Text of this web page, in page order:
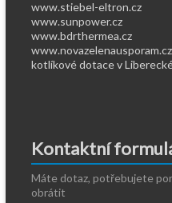
www.stiebel-eltron.cz
www.sunpower.cz
www.bdrthermea.cz
www.novazelenausporam.cz
kotlíkové dotace v
Kontaktní
Máte dotaz, potřebujete
obrátit